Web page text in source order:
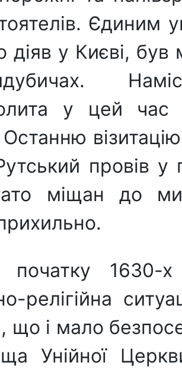
Єдиним
діяв у Києві,
у цей
провів у
міщан до
початку 1630-х
релігійна
що і мало
Унійної